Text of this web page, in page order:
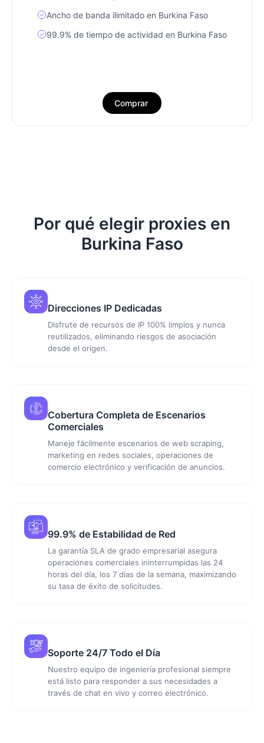
Ancho de banda ilimitado en Burkina Faso
99.9% de tiempo de actividad en Burkina Faso
Comprar
Por qué elegir proxies en
Burkina Faso
Direcciones IP Dedicadas
Disfrute de recursos de IP 100% limpios y nunca
reutilizados, eliminando riesgos de asociación
desde el origen.
Cobertura Completa de Escenarios
Comerciales
Maneje fácilmente escenarios de web scraping,
marketing en redes sociales, operaciones de
comercio electrónico y verificación de anuncios.
99.9% de Estabilidad de Red
La garantía SLA de grado empresarial asegura
operaciones comerciales ininterrumpidas las 24
horas del día, los 7 días de la semana, maximizando
su tasa de éxito de solicitudes.
Soporte 24/7 Todo el Día
Nuestro equipo de ingeniería profesional siempre
está listo para responder a sus necesidades a
través de chat en vivo y correo electrónico.